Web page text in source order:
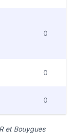
0
0
0
et Bouygues